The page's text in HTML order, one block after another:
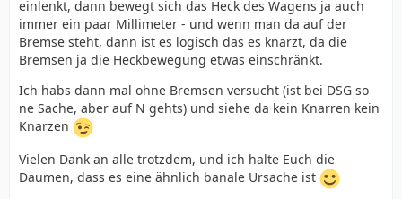
einlenkt, dann bewegt sich das Heck des Wagens ja auch
immer ein paar Millimeter - und wenn man da auf der
Bremse steht, dann ist es logisch das es knarzt, da die
Bremsen ja die Heckbewegung etwas einschränkt.
Ich habs dann mal ohne Bremsen versucht (ist bei DSG so
ne Sache, aber auf N gehts) und siehe da kein Knarren kein
Knarzen
Vielen Dank an alle trotzdem, und ich halte Euch die
Daumen, dass es eine ähnlich banale Ursache ist